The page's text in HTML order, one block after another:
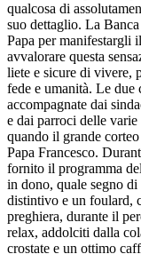
qualcosa di
suo dettaglio. La
Papa per manifestargli
avvalorare questa
liete e sicure di vivere,
fede e umanità. Le due
accompagnate dai
e dai parroci delle
quando il grande
Papa Francesco.
fornito il programma
in dono, quale segno
distintivo e un foulard,
preghiera, durante il
relax, addolciti dalla
crostate e un ottimo